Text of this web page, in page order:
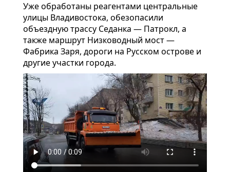
Уже обработаны реагентами центральные
улицы Владивостока, обезопасили
объездную трассу Седанка — Патрокл, а
также маршрут Низководный мост —
Фабрика Заря, дороги на Русском острове и
другие участки города.